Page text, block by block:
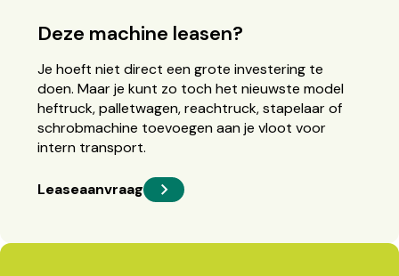
Deze machine leasen?
Je hoeft niet direct een grote investering te
doen. Maar je kunt zo toch het nieuwste model
heftruck, palletwagen, reachtruck, stapelaar of
schrobmachine toevoegen aan je vloot voor
intern transport.
Leaseaanvraag